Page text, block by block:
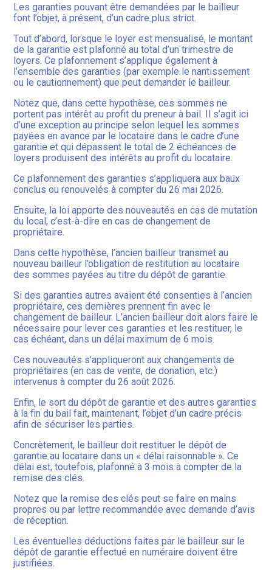
Les garanties pouvant être demandées par le bailleur
font l’objet, à présent, d’un cadre plus strict.
Tout d’abord, lorsque le loyer est mensualisé, le montant
de la garantie est plafonné au total d’un trimestre de
loyers. Ce plafonnement s’applique également à
l’ensemble des garanties (par exemple le nantissement
ou le cautionnement) que peut demander le bailleur.
Notez que, dans cette hypothèse, ces sommes ne
portent pas intérêt au profit du preneur à bail. Il s’agit ici
d’une exception au principe selon lequel les sommes
payées en avance par le locataire dans le cadre d’une
garantie et qui dépassent le total de 2 échéances de
loyers produisent des intérêts au profit du locataire.
Ce plafonnement des garanties s’appliquera aux baux
conclus ou renouvelés à compter du 26 mai 2026.
Ensuite, la loi apporte des nouveautés en cas de mutation
du local, c’est-à-dire en cas de changement de
propriétaire.
Dans cette hypothèse, l’ancien bailleur transmet au
nouveau bailleur l’obligation de restitution au locataire
des sommes payées au titre du dépôt de garantie.
Si des garanties autres avaient été consenties à l’ancien
propriétaire, ces dernières prennent fin avec le
changement de bailleur. L’ancien bailleur doit alors faire le
nécessaire pour lever ces garanties et les restituer, le
cas échéant, dans un délai maximum de 6 mois.
Ces nouveautés s’appliqueront aux changements de
propriétaires (en cas de vente, de donation, etc.)
intervenus à compter du 26 août 2026.
Enfin, le sort du dépôt de garantie et des autres garanties
à la fin du bail fait, maintenant, l’objet d’un cadre précis
afin de sécuriser les parties.
Concrètement, le bailleur doit restituer le dépôt de
garantie au locataire dans un « délai raisonnable ». Ce
délai est, toutefois, plafonné à 3 mois à compter de la
remise des clés.
Notez que la remise des clés peut se faire en mains
propres ou par lettre recommandée avec demande d’avis
de réception.
Les éventuelles déductions faites par le bailleur sur le
dépôt de garantie effectué en numéraire doivent être
justifiées.